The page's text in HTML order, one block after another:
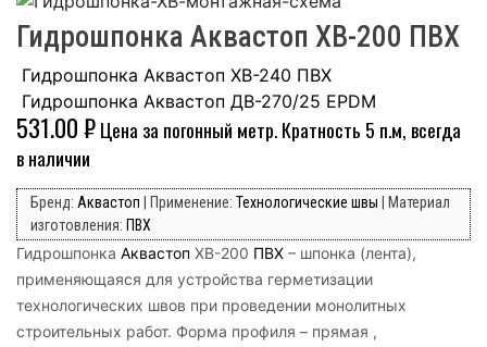
Гидрошпонка Аквастоп ХВ-200 ПВХ
Гидрошпонка Аквастоп ХВ-240 ПВХ
Гидрошпонка Аквастоп ДВ-270/25 EPDM
531.00₽Цена за погонный метр. Кратность 5 п.м, всегда
в наличии
Бренд: Аквастоп | Применение: Технологические швы | Материал
изготовления: ПВХ
Гидрошпонка Аквастоп ХВ-200 ПВХ – шпонка (лента),
применяющаяся для устройства герметизации
технологических швов при проведении монолитных
строительных работ. Форма профиля – прямая ,